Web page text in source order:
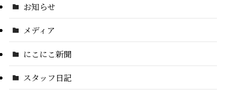
お知らせ
メディア
にこにこ新聞
スタッフ日記